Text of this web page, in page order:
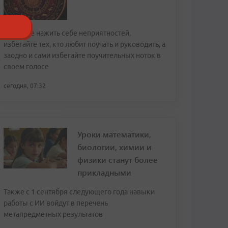
Чтобы не нажить себе неприятностей,
избегайте тех, кто любит поучать и руководить, а
заодно и сами избегайте поучительных ноток в
своем голосе
сегодня, 07:32
Уроки математики,
биологии, химии и
физики станут более
прикладными
Также с 1 сентября следующего года навыки
работы с ИИ войдут в перечень
метапредметных результатов